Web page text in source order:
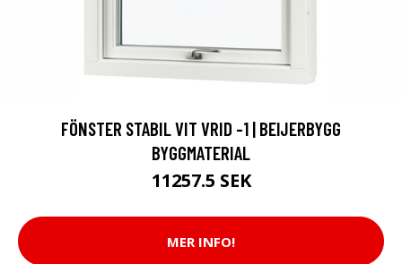
FÖNSTER STABIL VIT VRID -1 | BEIJERBYGG
BYGGMATERIAL
11257.5 SEK
MER INFO!